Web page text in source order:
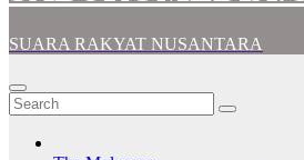
SUARA RAKYAT NUSANTARA